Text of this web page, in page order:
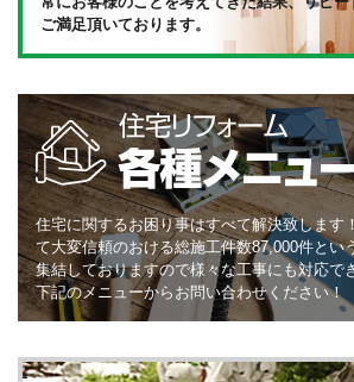
ご満足頂いております。
住宅に関するお困り事はすべて解決致します
て大変信頼のおける総施工件数87,000件とい
集結しておりますので様々な工事にも対応で
下記のメニューからお問い合わせください！